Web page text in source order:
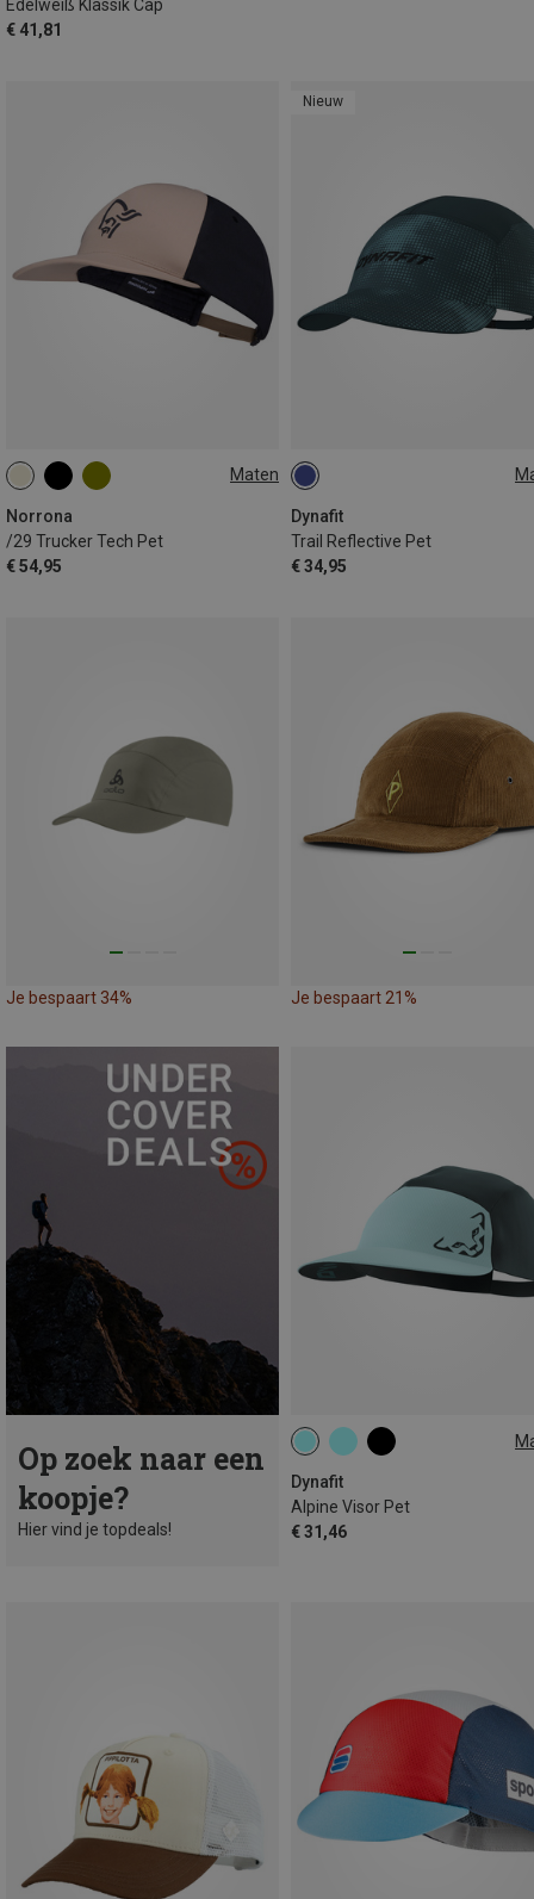
Edelweiß Klassik Cap
€ 41,81
Maten
Norrona
/29 Trucker Tech Pet
€ 54,95
ONE SIZE
Nieuw
Dynafit
Trail Reflective Pet
€ 34,95
ONE SIZE
Je bespaart 34% Je bespaart 21%
Op zoek naar een
koopje?
Hier vind je topdeals!
Dynafit
Alpine Visor Pet
€ 31,46
ONE SIZE